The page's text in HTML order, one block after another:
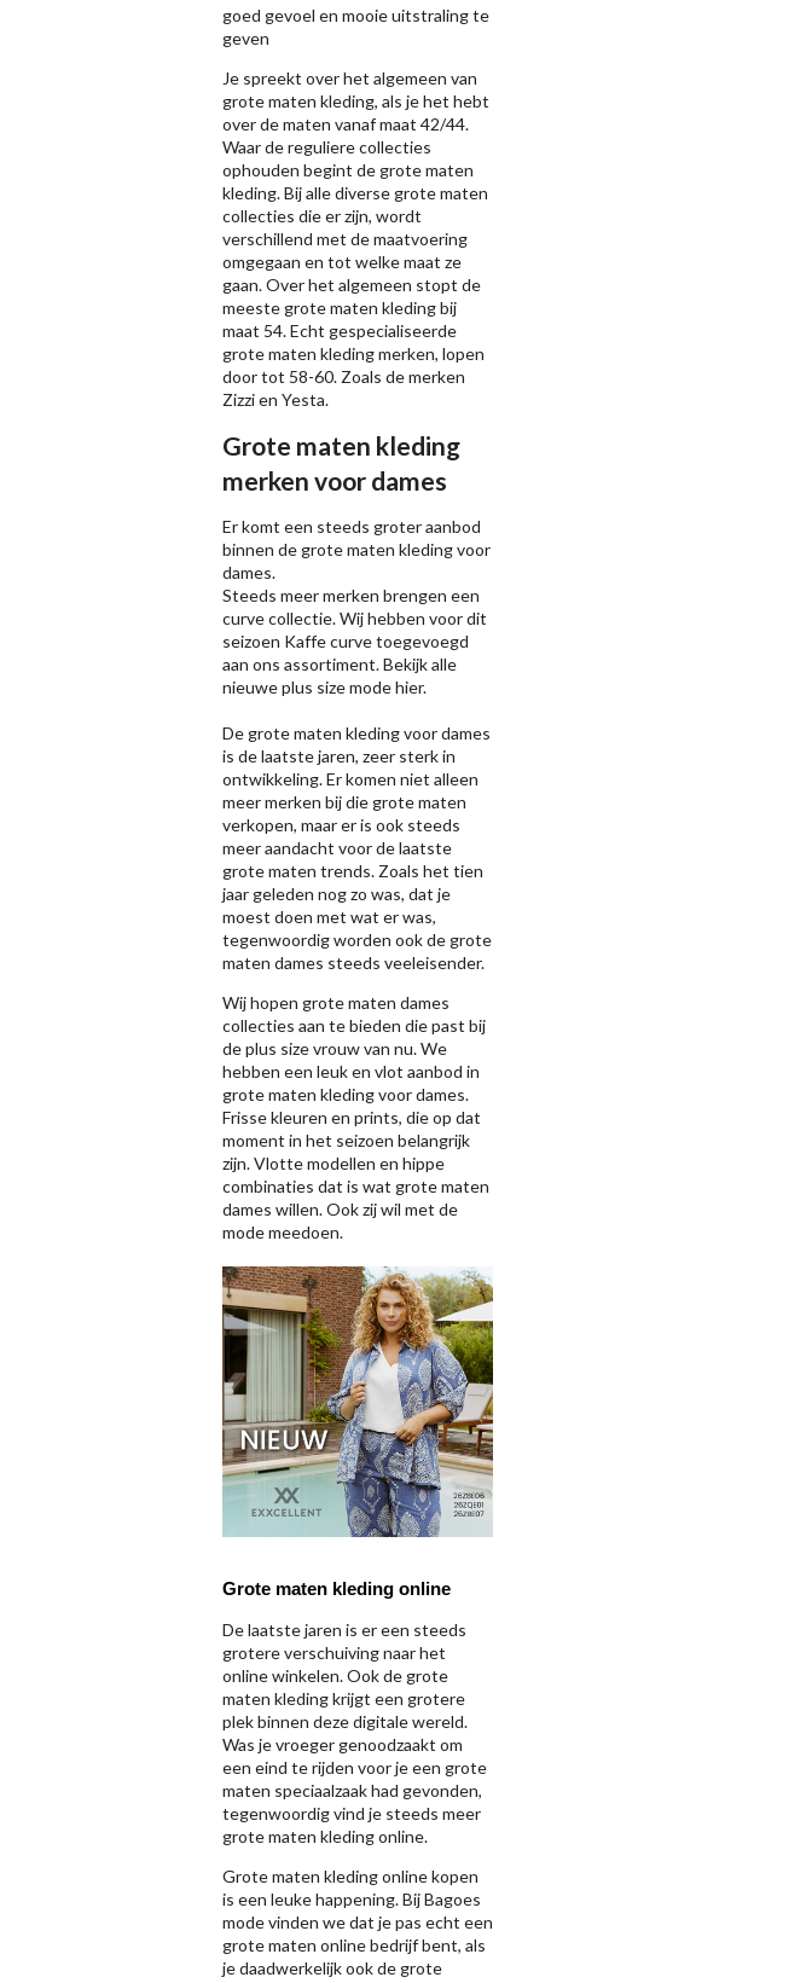
goed gevoel en mooie uitstraling te
geven
Je spreekt over het algemeen van
grote maten kleding, als je het hebt
over de maten vanaf maat 42/44.
Waar de reguliere collecties
ophouden begint de grote maten
kleding. Bij alle diverse grote maten
collecties die er zijn, wordt
verschillend met de maatvoering
omgegaan en tot welke maat ze
gaan. Over het algemeen stopt de
meeste grote maten kleding bij
maat 54. Echt gespecialiseerde
grote maten kleding merken, lopen
door tot 58-60. Zoals de merken
Zizzien Yesta.
Grote maten kleding
merken voor dames
Er komt een steeds groter aanbod
binnen de grote maten kleding voor
dames.
Steeds meer merken brengen een
curve collectie. Wij hebben voor dit
seizoen Kaffecurve toegevoegd
aan ons assortiment. Bekijk alle
nieuweplus size modehier.
De grote maten kleding voor dames
is de laatste jaren, zeer sterk in
ontwikkeling. Er komen niet alleen
meer merken bij die grote maten
verkopen, maar er is ook steeds
meer aandacht voor de laatste
grote maten trends. Zoals het tien
jaar geleden nog zo was, dat je
moest doen met wat er was,
tegenwoordig worden ook de grote
maten dames steeds veeleisender.
Wij hopen grote maten dames
collecties aan te bieden die past bij
de plus size vrouw van nu. We
hebben een leuk en vlot aanbod in
grote maten kleding voor dames.
Frisse kleuren en prints, die op dat
moment in het seizoen belangrijk
zijn. Vlotte modellen en hippe
combinaties dat is wat grote maten
dames willen. Ook zij wil met de
mode meedoen.
Grote maten kleding online
De laatste jaren is er een steeds
grotere verschuiving naar het
online winkelen. Ook de grote
maten kleding krijgt een grotere
plek binnen deze digitale wereld.
Was je vroeger genoodzaakt om
een eind te rijden voor je een grote
maten speciaalzaak had gevonden,
tegenwoordig vind je steeds meer
grote maten kleding online.
Grote maten kleding online kopen
is een leuke happening. Bij Bagoes
mode vinden we dat je pas echt een
grote maten online bedrijf bent, als
je daadwerkelijk ook de grote